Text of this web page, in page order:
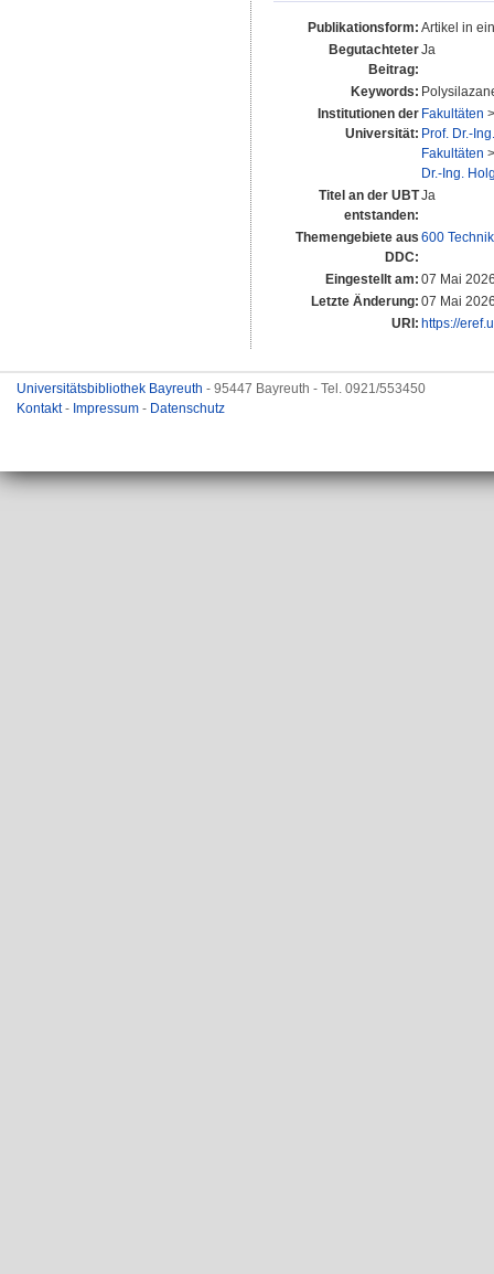
Publikationsform: Artikel in
Begutachteter
Beitrag:
Ja
Keywords:
Institutionen der
Universität:
Fakultäten
Prof. Dr.-
Fakultäten
Dr.-Ing.
Titel an der UBT
entstanden:
Ja
Themengebiete aus
DDC:
600
Eingestellt am: 07 Mai
Letzte Änderung: 07 Mai
URI: https://
Universitätsbibliothek Bayreuth - 95447 Bayreuth - Tel. 0921/553450
Kontakt- Impressum - Datenschutz